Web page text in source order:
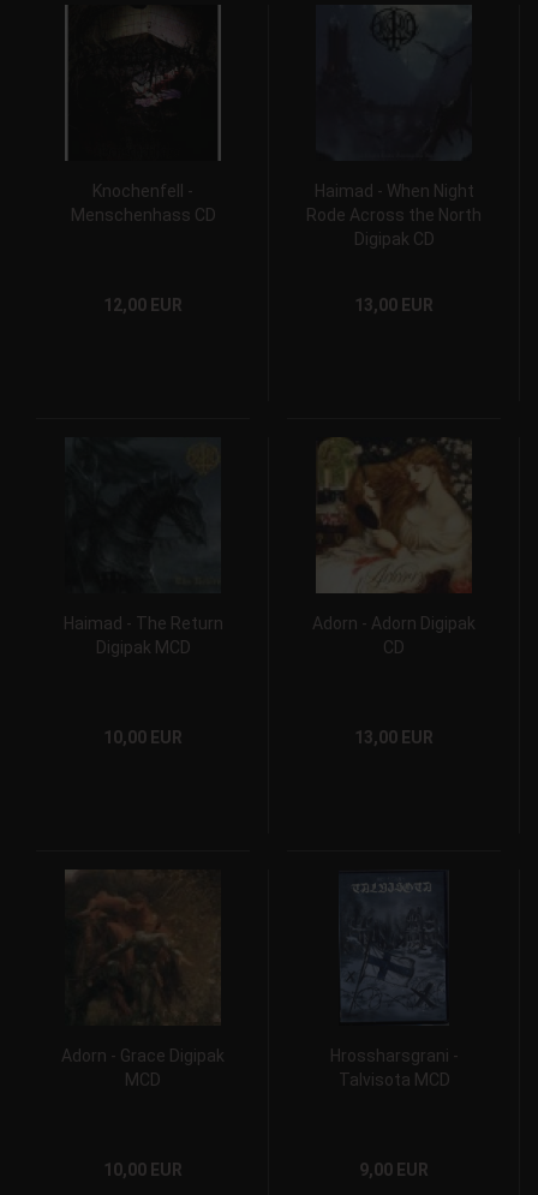
Knochenfell -
Menschenhass CD
12,00 EUR
Haimad - When Night
Rode Across the North
Digipak CD
13,00 EUR
Haimad - The Return
Digipak MCD
10,00 EUR
Adorn - Adorn Digipak
CD
13,00 EUR
Adorn - Grace Digipak
MCD
10,00 EUR
Hrossharsgrani -
Talvisota MCD
9,00 EUR